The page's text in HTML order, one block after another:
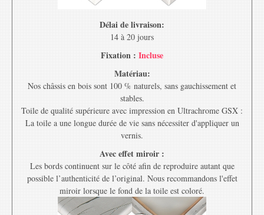
Délai de livraison:
14 à 20 jours
Fixation : Incluse
Matériau:
Nos châssis en bois sont 100 % naturels, sans gauchissement et
stables.
Toile de qualité supérieure avec impression en Ultrachrome GSX :
La toile a une longue durée de vie sans nécessiter d'appliquer un
vernis.
Avec effet miroir :
Les bords continuent sur le côté afin de reproduire autant que
possible l’authenticité de l’original. Nous recommandons l'effet
miroir lorsque le fond de la toile est coloré.